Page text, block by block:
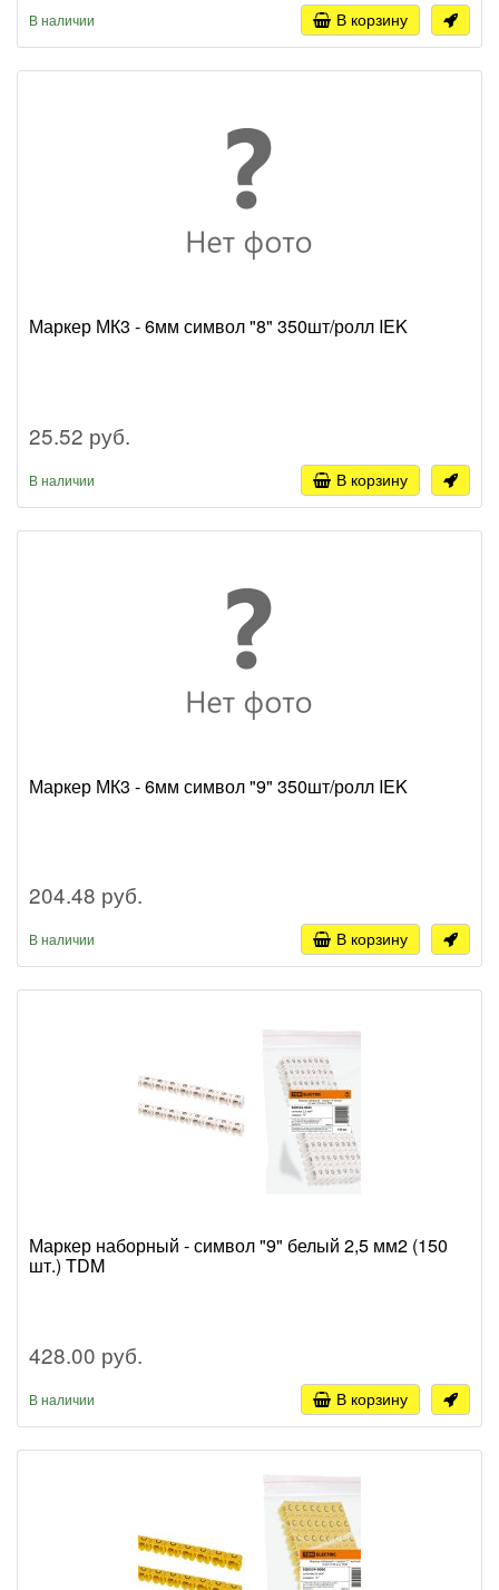
В наличии В корзину
Маркер МК3 - 6мм символ "8" 350шт/ролл IEK
25.52 руб.
В наличии В корзину
Маркер МК3 - 6мм символ "9" 350шт/ролл IEK
204.48 руб.
В наличии В корзину
Маркер наборный - символ "9" белый 2,5 мм2 (150
шт.) TDM
428.00 руб.
В наличии В корзину